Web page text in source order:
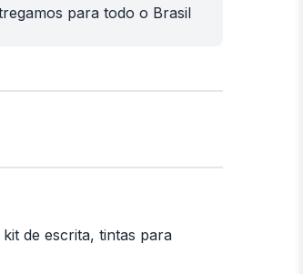
para todo o Brasil
de escrita, tintas para